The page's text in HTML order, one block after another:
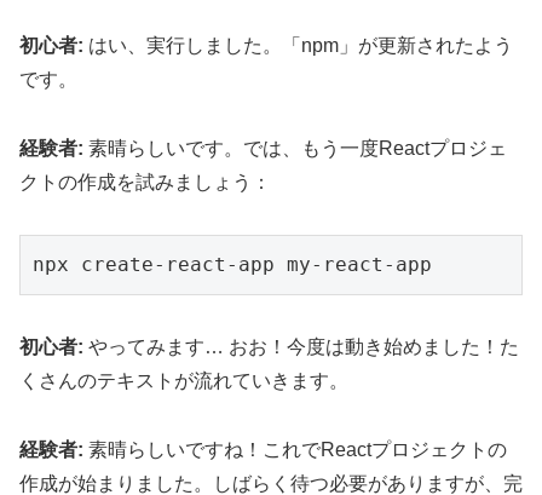
初心者: はい、実行しました。「npm」が更新されたよう
です。
経験者: 素晴らしいです。では、もう一度Reactプロジェ
クトの作成を試みましょう：
初心者: やってみます… おお！今度は動き始めました！た
くさんのテキストが流れていきます。
経験者: 素晴らしいですね！これでReactプロジェクトの
作成が始まりました。しばらく待つ必要がありますが、完